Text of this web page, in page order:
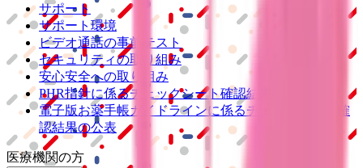
サポート
サポート環境
ビデオ通話の事前テスト
セキュリティの取り組み
安心安全への取り組み
PHR指針に係るチェックシート確認結果の公表
電子版お薬手帳ガイドラインに係るチェックシート確
認結果の公表
医療機関の方